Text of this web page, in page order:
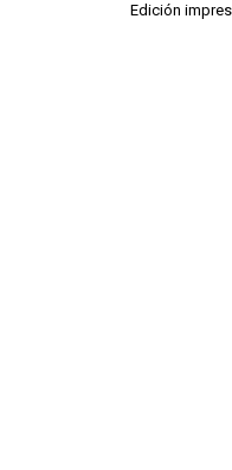
Edición